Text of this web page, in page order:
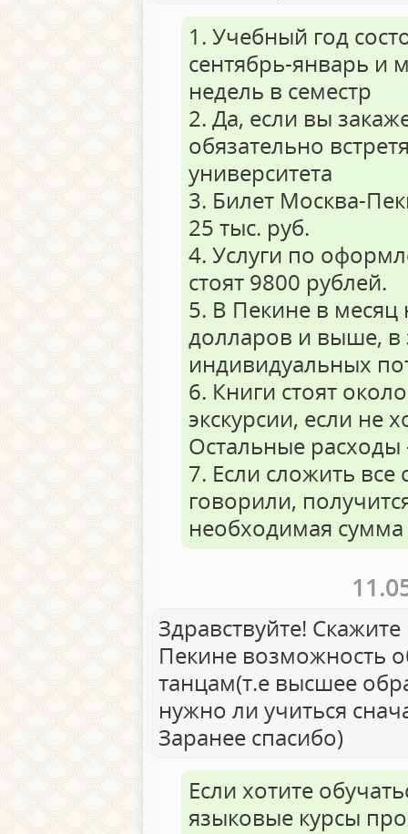
1. Учебный год
сентябрь-январь и
недель в семестр
2. Да, если вы
обязательно
университета
3. Билет Москва-
25 тыс. руб.
4. Услуги по
стоят 9800 рублей.
5. В Пекине в
долларов и выше, в
индивидуальных
6. Книги стоят
экскурсии, если не
Остальные
7. Если сложить
говорили,
необходимая сумма
Здравствуйте!
Пекине возможность
танцам(т.е высшее
нужно ли учиться
Заранее спасибо)
Если хотите
языковые курсы